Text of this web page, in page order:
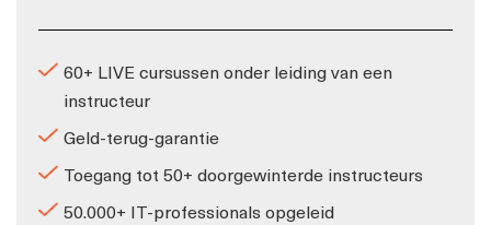
60+ LIVE cursussen onder leiding van een
instructeur
Geld-terug-garantie
Toegang tot 50+ doorgewinterde instructeurs
50.000+ IT-professionals opgeleid